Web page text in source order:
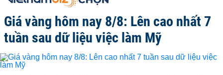
Giá vàng hôm nay 8/8: Lên cao nhất 7
tuần sau dữ liệu việc làm Mỹ